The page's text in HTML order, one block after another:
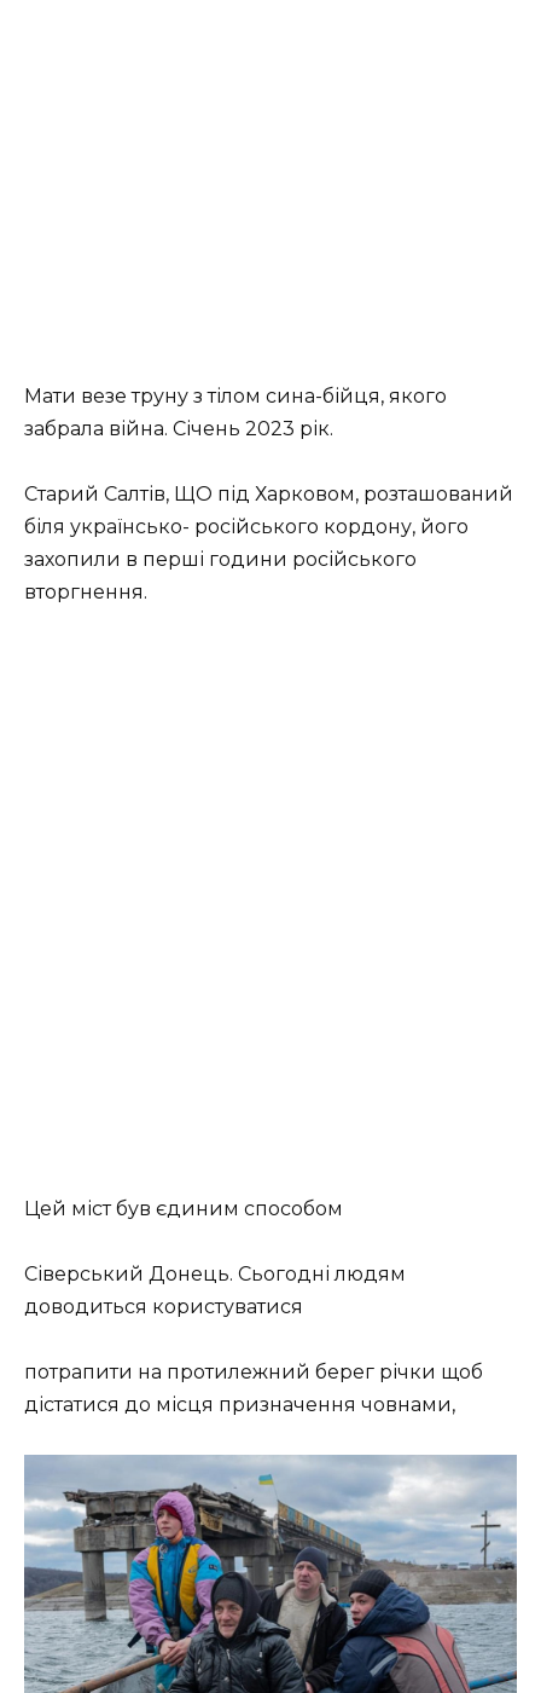
Мати везе труну з тілом сина-бійця, якого
забрала війна. Січень 2023 рік.
Старий Салтів, ЩО під Харковом, розташований
біля українсько- російського кордону, його
захопили в перші години російського
вторгнення.
Цей міст був єдиним способом
Сіверський Донець. Сьогодні людям
доводиться користуватися
потрапити на протилежний берег річки щоб
дістатися до місця призначення човнами,